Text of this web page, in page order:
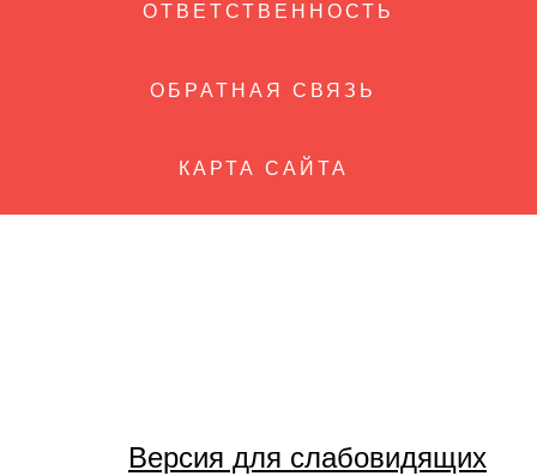
ОБРАТНАЯ СВЯЗЬ
ОТВЕТСТВЕННОСТЬ
КАРТА САЙТА
Версия для слабовидящих